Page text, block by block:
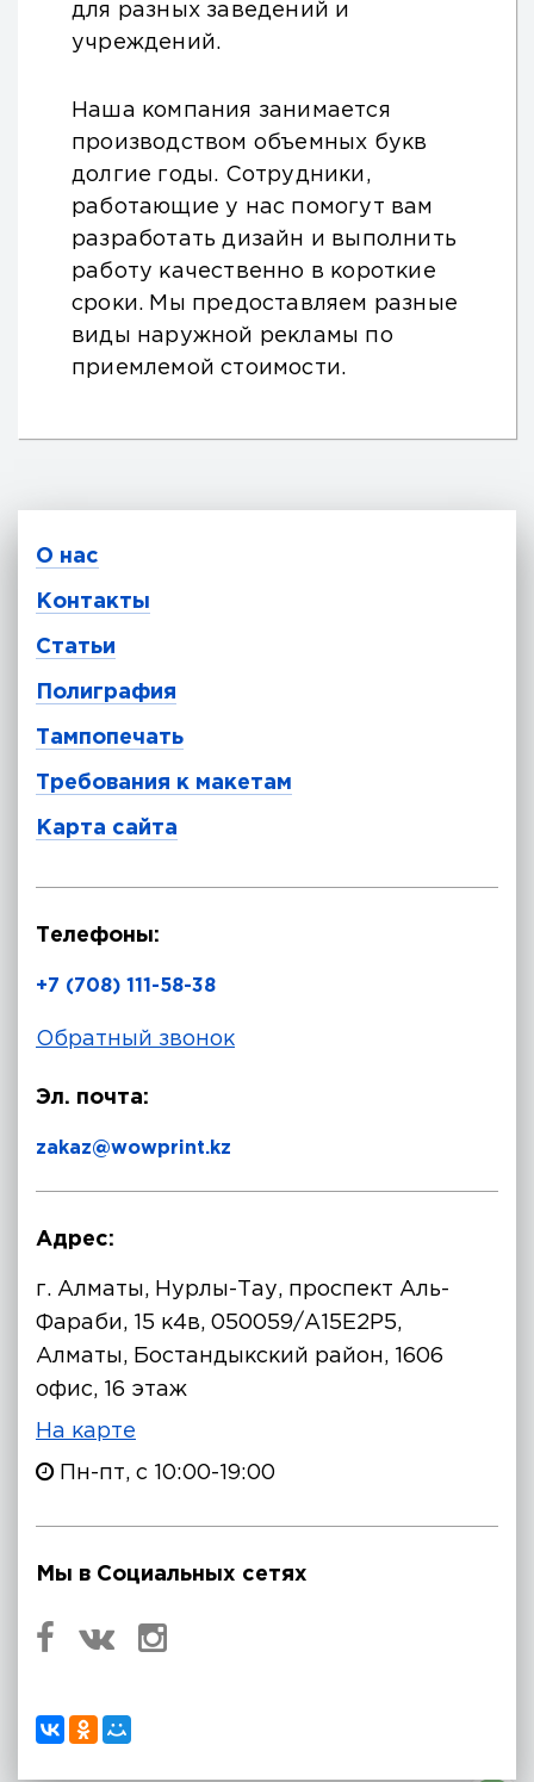
для разных заведений и
учреждений.
Наша компания занимается
производством объемных букв
долгие годы. Сотрудники,
работающие у нас помогут вам
разработать дизайн и выполнить
работу качественно в короткие
сроки. Мы предоставляем разные
виды наружной рекламы по
приемлемой стоимости.
О нас
Контакты
Статьи
Полиграфия
Тампопечать
Требования к макетам
Карта сайта
Телефоны:
+7 (708) 111-58-38
Обратный звонок
Эл. почта:
zakaz@wowprint.kz
Адрес:
г. Алматы, Нурлы-Тау, проспект Аль-
Фараби, 15 к4в, 050059/A15E2P5,
Алматы, Бостандыкский район, 1606
офис, 16 этаж
На карте
Пн-пт, с 10:00-19:00
Мы в Социальных сетях